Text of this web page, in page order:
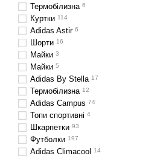
Термобілизна 6
Куртки 114
Adidas Astir 6
Шорти 16
Майки 3
Майки 5
Adidas By Stella 17
Термобілизна 12
Adidas Campus 74
Топи спортивні 4
Шкарпетки 93
Футболки 197
Adidas Climacool 14